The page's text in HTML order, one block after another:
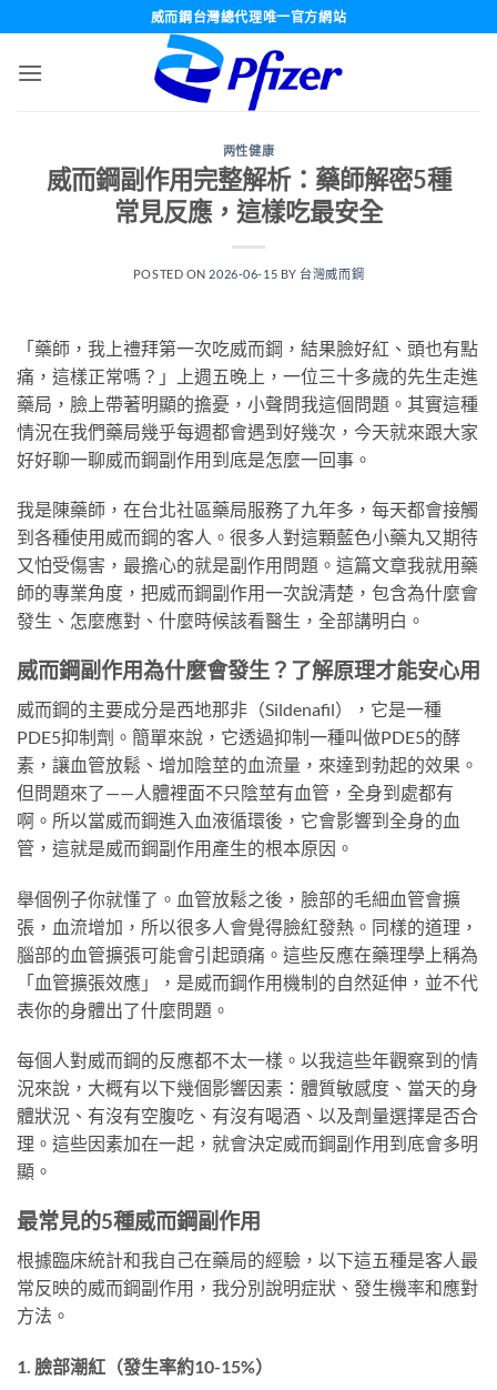
威而鋼台灣總代理唯一官方網站
两性健康
威而鋼副作用完整解析：藥師解密5種
常見反應，這樣吃最安全
POSTED ON 2026-06-15 BY 台灣威而鋼
「藥師，我上禮拜第一次吃威而鋼，結果臉好紅、頭也有點
痛，這樣正常嗎？」上週五晚上，一位三十多歲的先生走進
藥局，臉上帶著明顯的擔憂，小聲問我這個問題。其實這種
情況在我們藥局幾乎每週都會遇到好幾次，今天就來跟大家
好好聊一聊威而鋼副作用到底是怎麼一回事。
我是陳藥師，在台北社區藥局服務了九年多，每天都會接觸
到各種使用威而鋼的客人。很多人對這顆藍色小藥丸又期待
又怕受傷害，最擔心的就是副作用問題。這篇文章我就用藥
師的專業角度，把威而鋼副作用一次說清楚，包含為什麼會
發生、怎麼應對、什麼時候該看醫生，全部講明白。
威而鋼副作用為什麼會發生？了解原理才能安心用
威而鋼的主要成分是西地那非（Sildenafil），它是一種
PDE5抑制劑。簡單來說，它透過抑制一種叫做PDE5的酵
素，讓血管放鬆、增加陰莖的血流量，來達到勃起的效果。
但問題來了——人體裡面不只陰莖有血管，全身到處都有
啊。所以當威而鋼進入血液循環後，它會影響到全身的血
管，這就是威而鋼副作用產生的根本原因。
舉個例子你就懂了。血管放鬆之後，臉部的毛細血管會擴
張，血流增加，所以很多人會覺得臉紅發熱。同樣的道理，
腦部的血管擴張可能會引起頭痛。這些反應在藥理學上稱為
「血管擴張效應」，是威而鋼作用機制的自然延伸，並不代
表你的身體出了什麼問題。
每個人對威而鋼的反應都不太一樣。以我這些年觀察到的情
況來說，大概有以下幾個影響因素：體質敏感度、當天的身
體狀況、有沒有空腹吃、有沒有喝酒、以及劑量選擇是否合
理。這些因素加在一起，就會決定威而鋼副作用到底會多明
顯。
最常見的5種威而鋼副作用
根據臨床統計和我自己在藥局的經驗，以下這五種是客人最
常反映的威而鋼副作用，我分別說明症狀、發生機率和應對
方法。
1. 臉部潮紅（發生率約10-15%）